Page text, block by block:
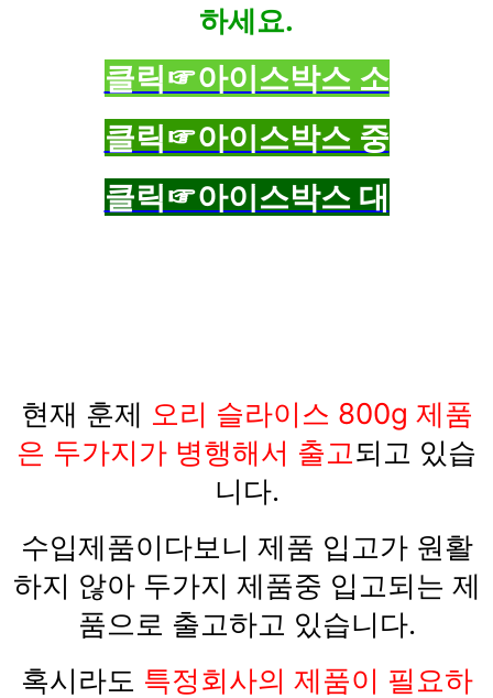
하세요.
클릭☞아이스박스 소
클릭☞아이스박스 중
클릭☞아이스박스 대
현재 훈제 오리 슬라이스 800g 제품
은 두가지가 병행해서 출고되고 있습
니다.
수입제품이다보니 제품 입고가 원활
하지 않아 두가지 제품중 입고되는 제
품으로 출고하고 있습니다.
혹시라도 특정회사의 제품이 필요하